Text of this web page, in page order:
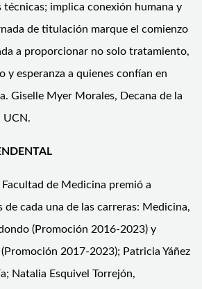
técnicas; implica conexión humana y
de titulación marque el comienzo
a proporcionar no solo tratamiento,
y esperanza a quienes confían en
Giselle Myer Morales, Decana de la
UCN.
de Medicina premió a
de cada una de las carreras: Medicina,
(Promoción 2016-2023) y
2017-2023); Patricia Yáñez
Natalia Esquivel Torrejón,